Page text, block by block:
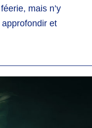
mais n’y
approfondir et